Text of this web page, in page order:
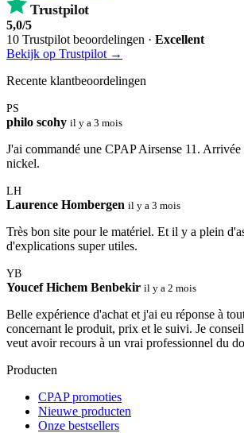
Trustpilot
5,0/5
10 Trustpilot beoordelingen · Excellent
Bekijk op Trustpilot →
Recente klantbeoordelingen
PS
philo scohy il y a 3 mois
J'ai commandé une CPAP Airsense 11.
nickel.
LH
Laurence Hombergen il y a 3 mois
Très bon site pour le matériel. Et il y a plein
d'explications super utiles.
YB
Youcef Hichem Benbekir il y a 2 mois
Belle expérience d'achat et j'ai eu réponse à
concernant le produit, prix et le suivi. Je
veut avoir recours à un vrai professionnel du
Producten
CPAP promoties
Nieuwe producten
Onze bestsellers